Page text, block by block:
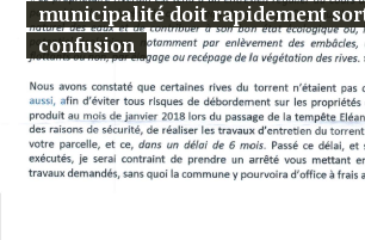
municipalité doit rapidement
confusion